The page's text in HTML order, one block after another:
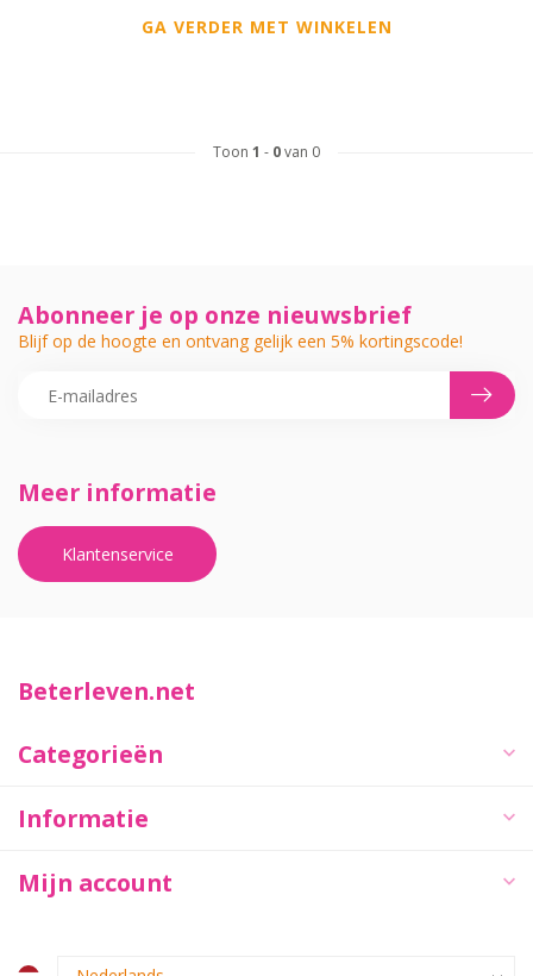
GA VERDER MET WINKELEN
Toon 1 - 0van 0
Meer informatie
Klantenservice
Abonneer je op onze nieuwsbrief
Blijf op de hoogte en ontvang gelijk een 5% kortingscode!
Beterleven.net
Categorieën
Informatie
Mijn account